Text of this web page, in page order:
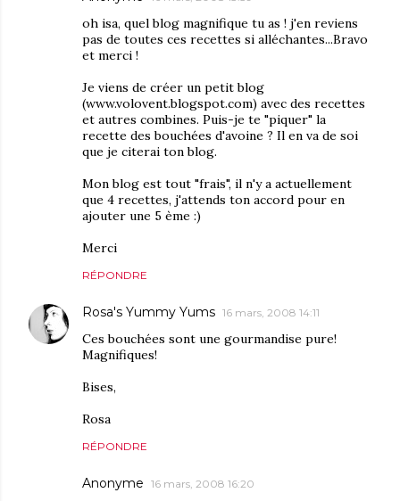
oh isa, quel blog magnifique tu as ! j'en reviens
pas de toutes ces recettes si alléchantes...Bravo
et merci !
Je viens de créer un petit blog
(www.volovent.blogspot.com) avec des recettes
et autres combines. Puis-je te "piquer" la
recette des bouchées d'avoine ? Il en va de soi
que je citerai ton blog.
Mon blog est tout "frais", il n'y a actuellement
que 4 recettes, j'attends ton accord pour en
ajouter une 5 ème :)
Merci
RÉPONDRE
Rosa's Yummy Yums 16 mars, 2008 14:11
Ces bouchées sont une gourmandise pure!
Magnifiques!
Bises,
Rosa
RÉPONDRE
Anonyme 16 mars, 2008 16:20